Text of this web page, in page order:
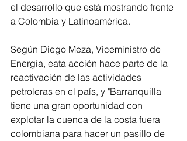
el desarrollo que está mostrando frente
a Colombia y Latinoamérica.
Según Diego Meza, Viceministro de
Energía, eata acción hace parte de la
reactivación de las actividades
petroleras en el país, y "Barranquilla
tiene una gran oportunidad con
explotar la cuenca de la costa fuera
colombiana para hacer un pasillo de